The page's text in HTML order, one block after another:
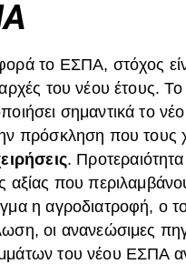
το ΕΣΠΑ, στόχος
του νέου έτους.
σημαντικά το
πρόσκληση που τους
.
αξίας που
η αγροδιατροφή, ο
οι ανανεώσιμες
του νέου ΕΣΠΑ